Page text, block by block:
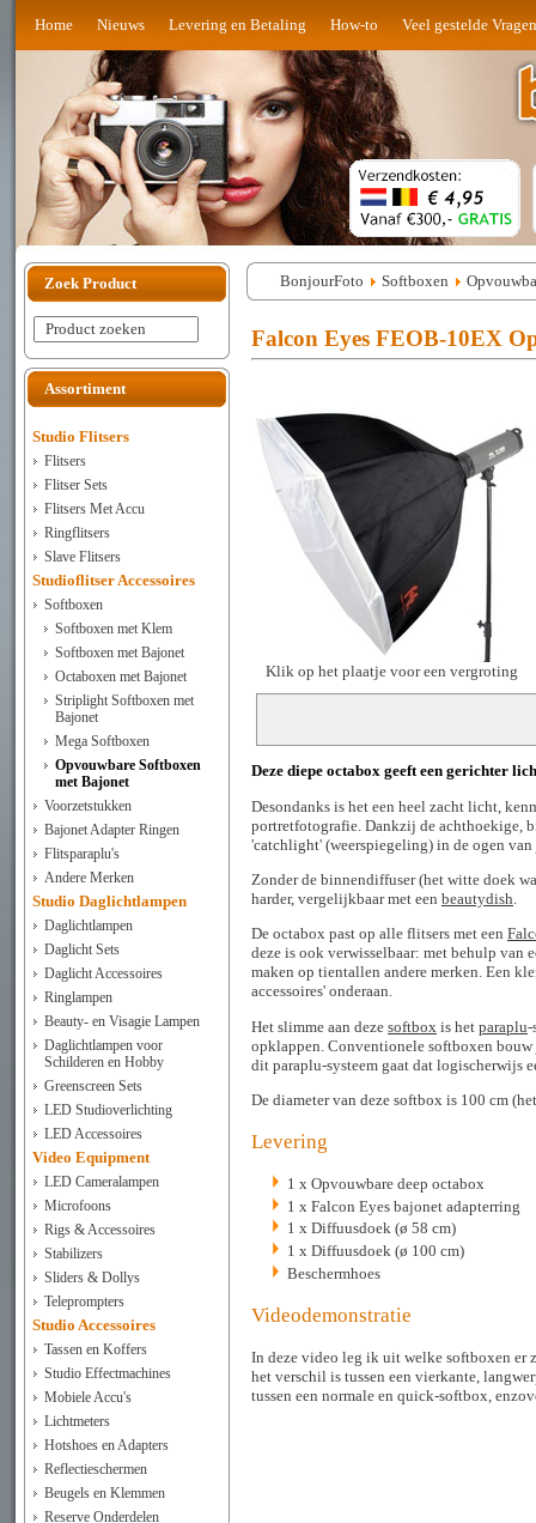
Home Nieuws Levering en Betaling How-to Veel gestelde Vragen
Zoek Product
Product zoeken
Assortiment
Studio Flitsers
Flitsers
Flitser Sets
Flitsers Met Accu
Ringflitsers
Slave Flitsers
Studioflitser Accessoires
Softboxen
Softboxen met Klem
Softboxen met Bajonet
Octaboxen met Bajonet
Striplight Softboxen met
Bajonet
Mega Softboxen
Opvouwbare Softboxen
met Bajonet
Voorzetstukken
Bajonet Adapter Ringen
Flitsparaplu's
Andere Merken
Studio Daglichtlampen
Daglichtlampen
Daglicht Sets
Daglicht Accessoires
Ringlampen
Beauty- en Visagie Lampen
Daglichtlampen voor
Schilderen en Hobby
Greenscreen Sets
LED Studioverlichting
LED Accessoires
Video Equipment
LED Cameralampen
Microfoons
Rigs & Accessoires
Stabilizers
Sliders & Dollys
Teleprompters
Studio Accessoires
Tassen en Koffers
Studio Effectmachines
Mobiele Accu's
Lichtmeters
Hotshoes en Adapters
Reflectieschermen
Beugels en Klemmen
Reserve Onderdelen
BonjourFoto Softboxen
Falcon Eyes FEOB-10EX
Klik op het plaatje voor een vergroting
Deze diepe octabox geeft een gerichter
Desondanks is het een heel zacht licht,
portretfotografie. Dankzij de achthoekige,
'catchlight' (weerspiegeling) in de ogen van
Zonder de binnendiffuser (het witte doek
harder, vergelijkbaar met een beautydish
De octabox past op alle flitsers met een
deze is ook verwisselbaar: met behulp van
maken op tientallen andere merken. Een
accessoires' onderaan.
Het slimme aan deze softbox is het paraplu-
opklappen. Conventionele softboxen bouw
dit paraplu-systeem gaat dat logischerwijs
De diameter van deze softbox is 100 cm
Levering
1 x Opvouwbare deep octabox
1 x Falcon Eyes bajonet adapterring
1 x Diffuusdoek (ø 58 cm)
1 x Diffuusdoek (ø 100 cm)
Beschermhoes
Videodemonstratie
In deze video leg ik uit welke softboxen er
het verschil is tussen een vierkante,
tussen een normale en quick-softbox,